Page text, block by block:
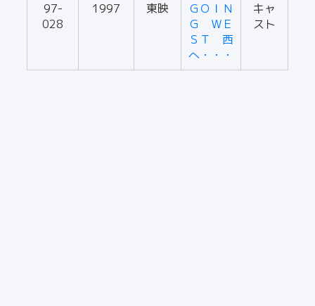
97-
028
1997 東映
ＧＯＩＮ
Ｇ ＷＥ
ＳＴ 西
へ・・・
キャ
スト